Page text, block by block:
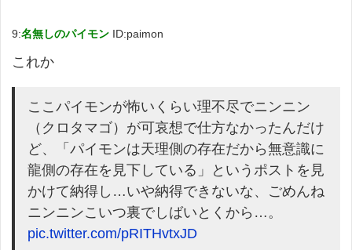
9:名無しのパイモン ID:paimon
これか
ここパイモンが怖いくらい理不尽でニンニン
（クロタマゴ）が可哀想で仕方なかったんだけ
ど、「パイモンは天理側の存在だから無意識に
龍側の存在を見下している」というポストを見
かけて納得し…いや納得できないな、ごめんね
ニンニンこいつ裏でしばいとくから…。
pic.twitter.com/pRITHvtxJD